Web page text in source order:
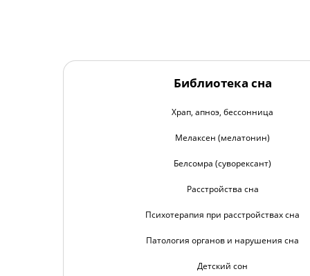
Библиотека сна
Храп, апноэ, бессонница
Мелаксен (мелатонин)
Белсомра (суворексант)
Расстройства сна
Психотерапия при расстройствах сна
Патология органов и нарушения сна
Детский сон